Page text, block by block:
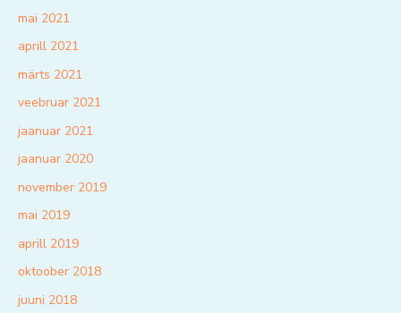
mai 2021
aprill 2021
märts 2021
veebruar 2021
jaanuar 2021
jaanuar 2020
november 2019
mai 2019
aprill 2019
oktoober 2018
juuni 2018